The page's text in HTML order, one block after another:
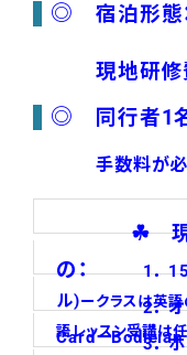
◎宿泊形態
◎
現地研修
同行者1
手数料が必
☘ 現地
の：
1． 15 時間
ル)ークラスは英語
語レッスン受講は任
2． オックス
CardーBodleian
3． ホームス